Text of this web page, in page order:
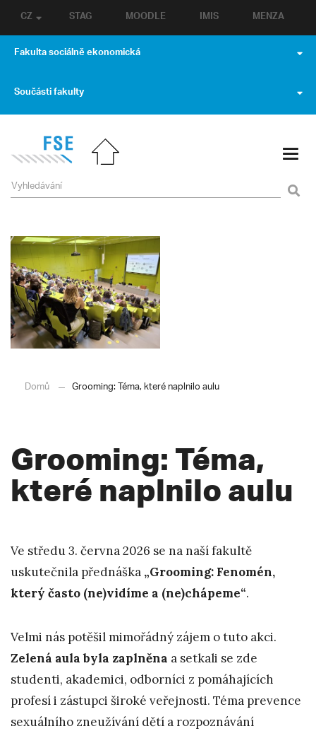
STAG MOODLE IMIS MENZA
CZ
Fakulta sociálně ekonomická
Součásti fakulty
Domů Grooming: Téma, které naplnilo aulu
Grooming: Téma,
které naplnilo aulu
Ve středu 3. června 2026 se na naší fakultě
uskutečnila přednáška „Grooming: Fenomén,
který často (ne)vidíme a (ne)chápeme“.
Velmi nás potěšil mimořádný zájem o tuto akci.
Zelená aula byla zaplněna a setkali se zde
studenti, akademici, odborníci z pomáhajících
profesí i zástupci široké veřejnosti. Téma prevence
sexuálního zneužívání dětí a rozpoznávání